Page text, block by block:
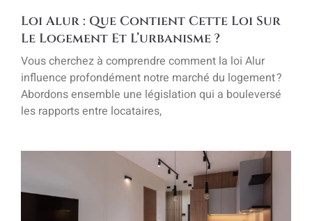
Loi Alur : Que Contient Cette Loi Sur
Le Logement Et L’urbanisme ?
Vous cherchez à comprendre comment la loi Alur
influence profondément notre marché du logement ?
Abordons ensemble une législation qui a bouleversé
les rapports entre locataires,